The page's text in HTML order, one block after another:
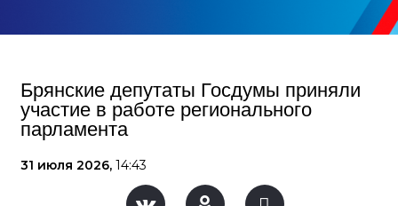
Брянские депутаты Госдумы приняли
участие в работе регионального
парламента
31 июля 2026, 14:43